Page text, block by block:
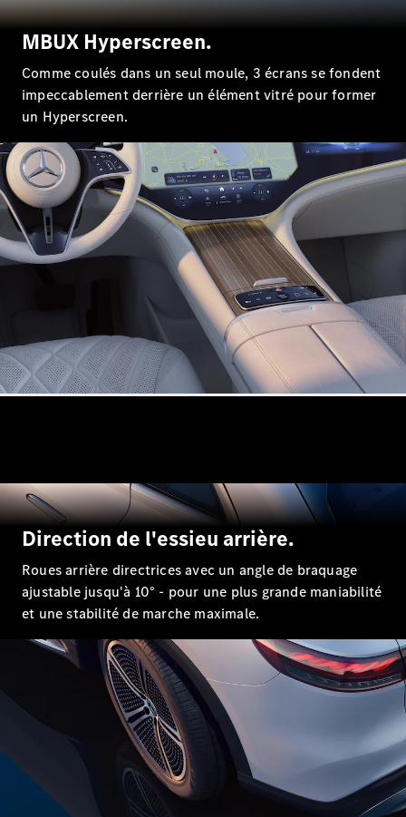
Tous les
SUVs
EQA
Électrique
EQE
SUV
Électrique
EQS
SUV
Électrique
Mercedes-
Maybach
EQS SUV
Électrique
GLA
GLA
Nouveau
GLA Nouveau Électrique
GLB
GLC Coupé
GLE
GLE
Nouveau
GLE Coupé
Mercedes-
Maybach
GLS SUV
Mercedes-
Maybach
GLS SUV
Nouveau
Classe G
Véhicule
tout-
terrain
tout-terrain
Configurateur
Mercedes-
Benz Store
MBUX Hyperscreen.
Comme coulés dans un seul moule, 3 écrans se fondent
impeccablement derrière un élément vitré pour former
un Hyperscreen.
Direction de l'essieu arrière.
Roues arrière directrices avec un angle de braquage
ajustable jusqu'à 10° - pour une plus grande maniabilité
et une stabilité de marche maximale.